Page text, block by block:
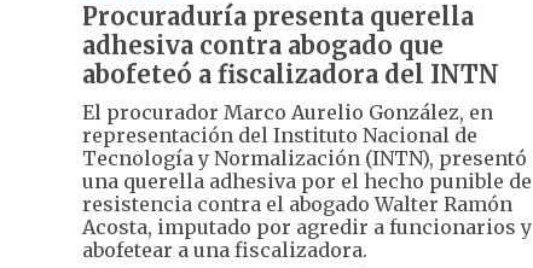
Procuraduría presenta querella
adhesiva contra abogado que
abofeteó a fiscalizadora del INTN
El procurador Marco Aurelio González, en
representación del Instituto Nacional de
Tecnología y Normalización (INTN), presentó
una querella adhesiva por el hecho punible de
resistencia contra el abogado Walter Ramón
Acosta, imputado por agredir a funcionarios y
abofetear a una fiscalizadora.